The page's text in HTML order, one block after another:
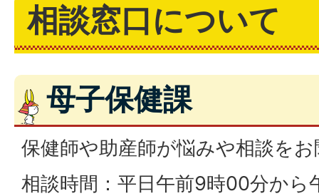
相談窓口について
母子保健課
保健師や助産師が悩みや相談を
相談時間：平日午前9時00分から